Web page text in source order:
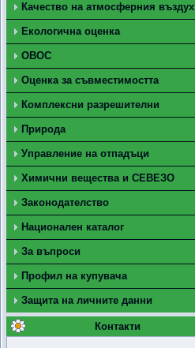
Качество на атмосферния въздух
Екологична оценка
ОВОС
Оценка за съвместимостта
Комплексни разрешителни
Природа
Управление на отпадъци
Химични вещества и СЕВЕЗО
Законодателство
Национален каталог
За въпроси
Профил на купувача
Защита на личните данни
Контакти